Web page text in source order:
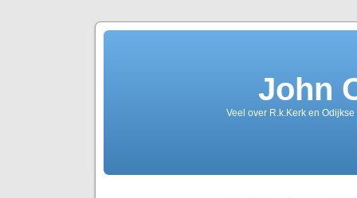
John
Veel over R.k.Kerk en